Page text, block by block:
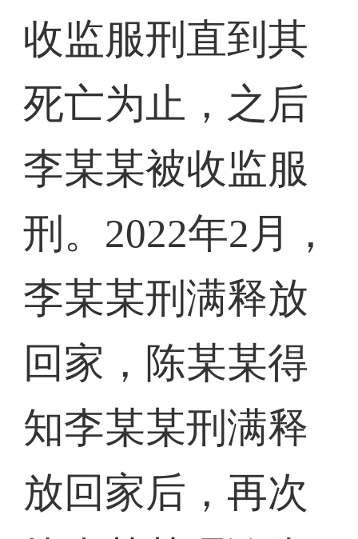
收监服刑直到其
死亡为止，之后
李某某被收监服
刑。2022年2月，
李某某刑满释放
回家，陈某某得
知李某某刑满释
放回家后，再次